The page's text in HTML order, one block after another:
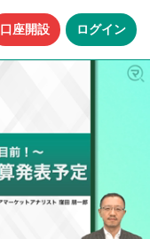
口座開設 ログイン